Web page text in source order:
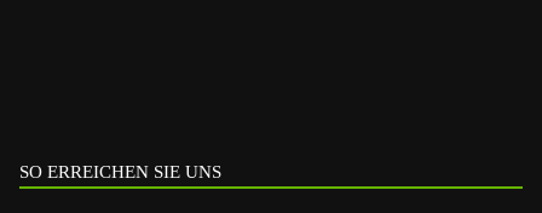
SO ERREICHEN SIE UNS